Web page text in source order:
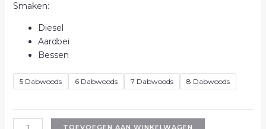
Smaken:
Diesel
Aardbei
Bessen
5 Dabwoods 6 Dabwoods 7 Dabwoods 8 Dabwoods